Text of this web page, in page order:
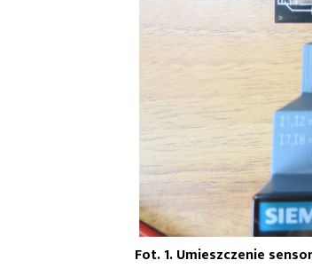
Fot. 1. Umieszczenie